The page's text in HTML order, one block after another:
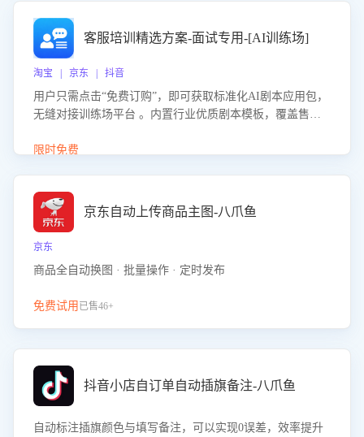
客服培训精选方案-面试专用-[AI训练场]
淘宝 | 京东 | 抖音
用户只需点击“免费订购”，即可获取标准化AI剧本应用包，
无缝对接训练场平台 。内置行业优质剧本模板，覆盖售前
初始化时间，助力企业快速启动智能客服训练
限时免费
京东自动上传商品主图-八爪鱼
京东
商品全自动换图 · 批量操作 · 定时发布
免费试用 已售46+
抖音小店自订单自动插旗备注-八爪鱼
自动标注插旗颜色与填写备注，可以实现0误差，效率提升